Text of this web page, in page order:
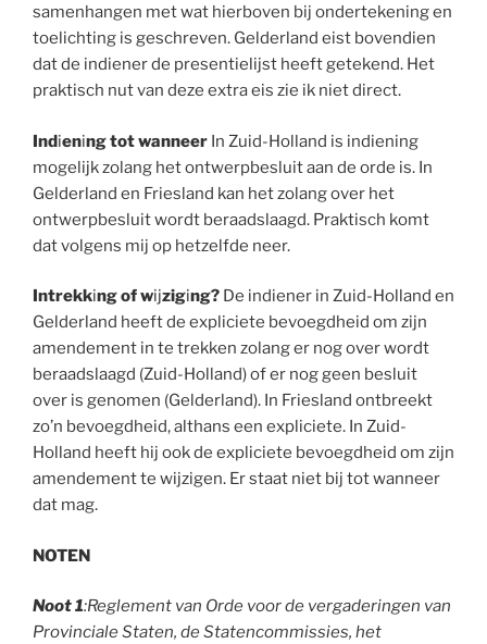
samenhangen met wat hierboven bij ondertekening en
toelichting is geschreven. Gelderland eist bovendien
dat de indiener de presentielijst heeft getekend. Het
praktisch nut van deze extra eis zie ik niet direct.
Indiening tot wanneer In Zuid-Holland is indiening
mogelijk zolang het ontwerpbesluit aan de orde is. In
Gelderland en Friesland kan het zolang over het
ontwerpbesluit wordt beraadslaagd. Praktisch komt
dat volgens mij op hetzelfde neer.
Intrekking of wijziging? De indiener in Zuid-Holland en
Gelderland heeft de expliciete bevoegdheid om zijn
amendement in te trekken zolang er nog over wordt
beraadslaagd (Zuid-Holland) of er nog geen besluit
over is genomen (Gelderland). In Friesland ontbreekt
zo’n bevoegdheid, althans een expliciete. In Zuid-
Holland heeft hij ook de expliciete bevoegdheid om zijn
amendement te wijzigen. Er staat niet bij tot wanneer
dat mag.
NOTEN
Noot 1:Reglement van Orde voor de vergaderingen van
Provinciale Staten, de Statencommissies, het